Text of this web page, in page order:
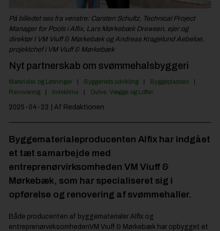
På billedet ses fra venstre: Carsten Schultz, Technical Project
Manager for Pools i Alfix, Lars Mørkebæk Drewsen, ejer og
direktør I VM Viuff & Mørkebæk og Andreas Kragelund Aebeloe,
projektchef i VM Viuff & Mørkebæk
Nyt partnerskab om svømmehalsbyggeri
Materialer og Løsninger Byggeriets udvikling
Byggepladsen
Renovering
Indeklima Gulve, Vægge og Lofter
2025-04-23 | Af Redaktionen
Byggematerialeproducenten Alfix har indgået
et tæt samarbejde med
entreprenørvirksomheden VM Viuff &
Mørkebæk, som har specialiseret sig i
opførelse og renovering af svømmehaller.
Både producenten af byggematerialer Alfix og
entreprenørvirksomhedenVM Viuff & Mørkebæk har opbygget et